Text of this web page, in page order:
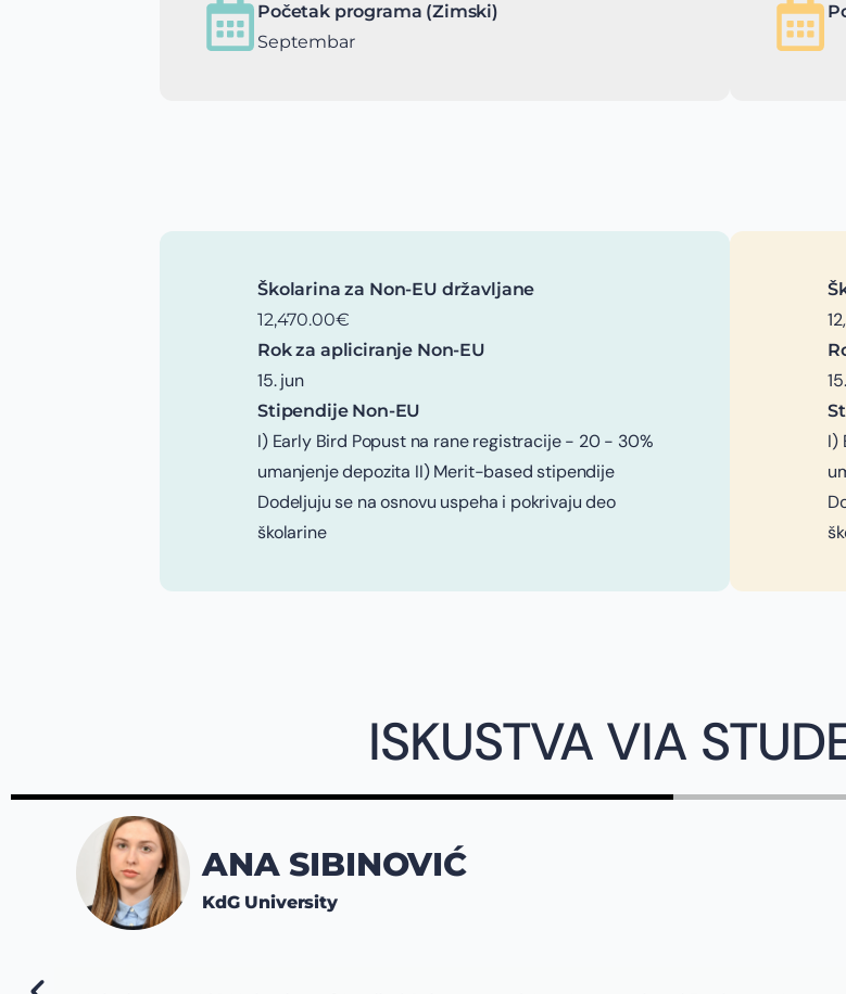
Početak programa (Zimski)
Septembar
Školarina za Non-EU državljane
12,470.00€
Rok za apliciranje Non-EU
15. jun
Stipendije Non-EU
I) Early Bird Popust na rane registracije - 20 - 30%
umanjenje depozita II) Merit-based stipendije
Dodeljuju se na osnovu uspeha i pokrivaju deo
školarine
I)
ISKUSTVA VIA
ANA SIBINOVIĆ
KdG University